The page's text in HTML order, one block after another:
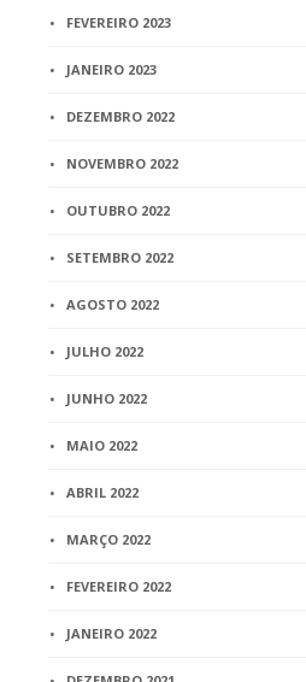
FEVEREIRO 2023
JANEIRO 2023
DEZEMBRO 2022
NOVEMBRO 2022
OUTUBRO 2022
SETEMBRO 2022
AGOSTO 2022
JULHO 2022
JUNHO 2022
MAIO 2022
ABRIL 2022
MARÇO 2022
FEVEREIRO 2022
JANEIRO 2022